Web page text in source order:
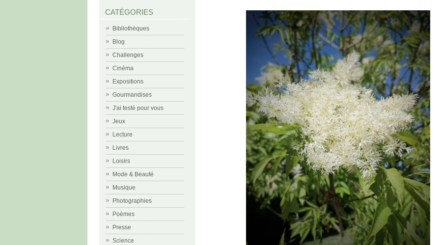
CATÉGORIES
Bibliothèques
Blog
Challenges
Cinéma
Expositions
Gourmandises
J'ai testé pour vous
Jeux
Lecture
Livres
Loisirs
Mode & Beauté
Musique
Photographies
Poèmes
Presse
Science